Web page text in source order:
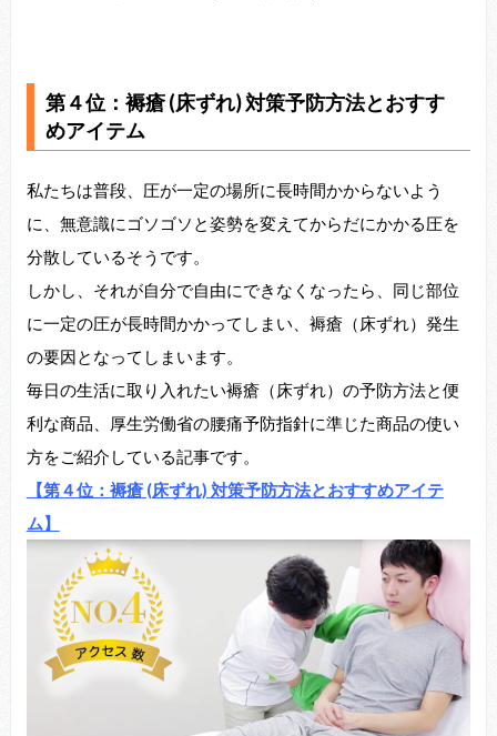
第４位：褥瘡 (床ずれ) 対策予防方法とおすす
めアイテム
私たちは普段、圧が一定の場所に長時間かからないよう
に、無意識にゴソゴソと姿勢を変えてからだにかかる圧を
分散しているそうです。
しかし、それが自分で自由にできなくなったら、同じ部位
に一定の圧が長時間かかってしまい、褥瘡（床ずれ）発生
の要因となってしまいます。
毎日の生活に取り入れたい褥瘡（床ずれ）の予防方法と便
利な商品、厚生労働省の腰痛予防指針に準じた商品の使い
方をご紹介している記事です。
【第４位：褥瘡 (床ずれ) 対策予防方法とおすすめアイテ
ム】